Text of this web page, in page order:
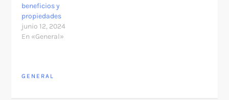
beneficios y
propiedades
junio 12, 2024
En «General»
GENERAL